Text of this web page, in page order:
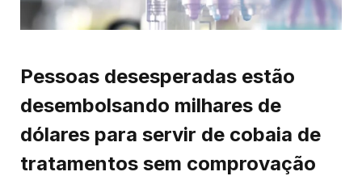
Pessoas desesperadas estão
desembolsando milhares de
dólares para servir de cobaia de
tratamentos sem comprovação